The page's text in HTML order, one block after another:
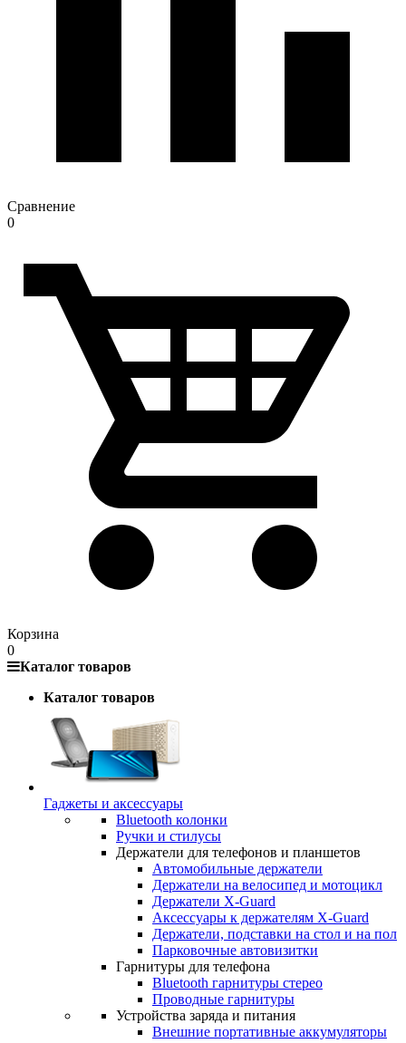
Сравнение
0
Корзина
0
Каталог товаров
Каталог товаров
Гаджеты и аксессуары
Bluetooth колонки
Ручки и стилусы
Держатели для телефонов и планшетов
Автомобильные держатели
Держатели на велосипед и мотоцикл
Держатели X-Guard
Аксессуары к держателям X-Guard
Держатели, подставки на стол и на пол
Парковочные автовизитки
Гарнитуры для телефона
Bluetooth гарнитуры стерео
Проводные гарнитуры
Устройства заряда и питания
Внешние портативные аккумуляторы